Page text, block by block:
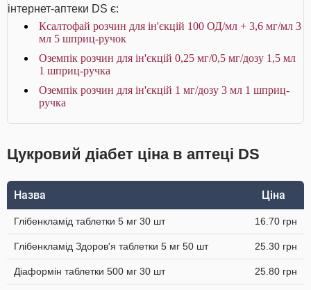
інтернет-аптеки DS є:
Ксалтофай розчин для ін'єкцій 100 ОД/мл + 3,6 мг/мл 3
мл 5 шприц-ручок
Оземпік розчин для ін'єкцій 0,25 мг/0,5 мг/дозу 1,5 мл
1 шприц-ручка
Оземпік розчин для ін'єкцій 1 мг/дозу 3 мл 1 шприц-
ручка
Цукровий діабет ціна в аптеці DS
Назва Ціна
Глібенкламід таблетки 5 мг 30 шт 16.70 грн
Глібенкламід Здоров'я таблетки 5 мг 50 шт 25.30 грн
Діаформін таблетки 500 мг 30 шт 25.80 грн